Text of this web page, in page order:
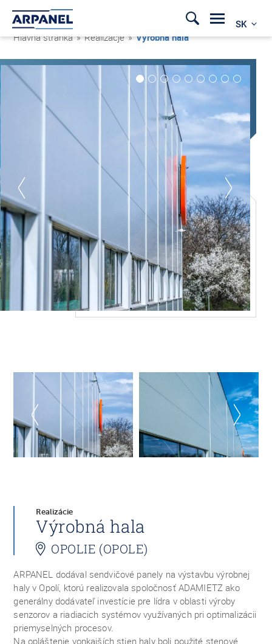
SK
Hlavná stránka » Realizacje »Výrobná hala
Realizácie
Výrobná hala
OPOLIE (OPOLE)
ARPANEL dodával sendvičové panely na výstavbu výrobnej
haly v Opolí, ktorú realizovala spoločnosť ADAMIETZ ako
generálny dodávateľ investície pre lídra v oblasti výroby
senzorov a riadiacich systémov využívaných pri optimalizácii
priemyselných procesov.
Na opláštenie vonkajších stien haly boli použité stenové